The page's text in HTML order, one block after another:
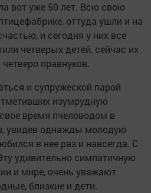
вот уже 50 лет. Всю свою
оттуда ушли и на
и сегодня у них все
четверых детей, сейчас их
правнуков.
и супружеской парой
изумрудную
время пчеловодом в
увидев однажды молодую
в нее раз и навсегда. С
удивительно симпатичную
и мире, очень уважают
близкие и дети.